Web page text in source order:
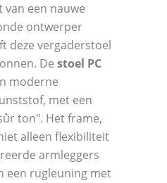
een nauwe
ontwerper
deze vergaderstoel
De stoel PC
moderne
met een
ton". Het frame,
alleen flexibiliteit
armleggers
een rugleuning met